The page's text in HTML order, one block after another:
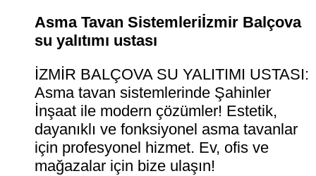
Asma Tavan Sistemleriİzmir Balçova
su yalıtımı ustası
İZMİR BALÇOVA SU YALITIMI USTASI:
Asma tavan sistemlerinde Şahinler
İnşaat ile modern çözümler! Estetik,
dayanıklı ve fonksiyonel asma tavanlar
için profesyonel hizmet. Ev, ofis ve
mağazalar için bize ulaşın!